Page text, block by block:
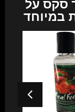
סקס על
במיוחד